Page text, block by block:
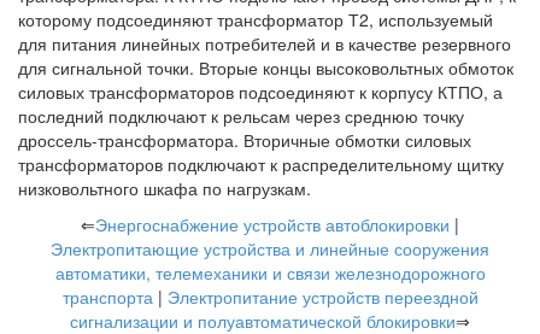
которому подсоединяют трансформатор Т2, используемый
для питания линейных потребителей и в качестве резервного
для сигнальной точки. Вторые концы высоковольтных обмоток
силовых трансформаторов подсоединяют к корпусу КТПО, а
последний подключают к рельсам через среднюю точку
дроссель-трансформатора. Вторичные обмотки силовых
трансформаторов подключают к распределительному щитку
низковольтного шкафа по нагрузкам.
⇐Энергоснабжение устройств автоблокировки |
Электропитающие устройства и линейные сооружения
автоматики, телемеханики и связи железнодорожного
транспорта| Электропитание устройств переездной
сигнализации и полуавтоматической блокировки⇒